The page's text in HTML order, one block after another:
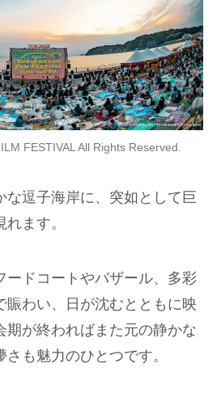
FESTIVAL All Rights Reserved.
な逗子海岸に、突如として巨
ます。
ードコートやバザール、多彩
賑わい、日が沈むとともに映
が終わればまた元の静かな
も魅力のひとつです。